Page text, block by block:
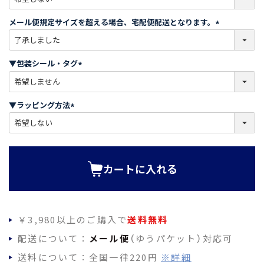
必
須
)
メール便規定サイズを超える場合、宅配便配送となります。
必
)
▼包装シール・タグ
必
)
▼ラッピング方法
必
カートに入れる
￥3,980以上のご購入で送料無料
配送について： メール便 （ゆうパケット）対応可
送料について：全国一律220円 ※詳細